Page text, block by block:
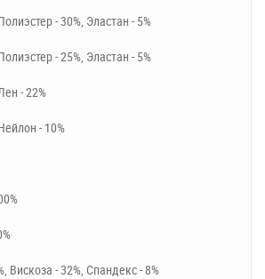
- 30%, Эластан - 5%
- 25%, Эластан - 5%
- 22%
- 10%
Вискоза - 32%, Спандекс - 8%